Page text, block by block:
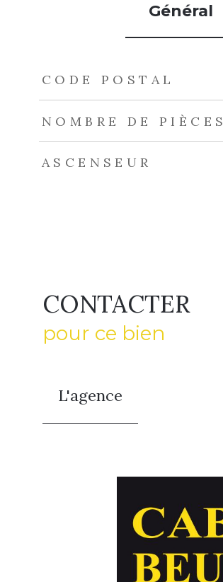
Général
TRAD_ZEPHYR_Caracteristique
CODE POSTAL
NOMBRE DE PIÈCES
ASCENSEUR
CONTACTER
pour ce bien
L'agence